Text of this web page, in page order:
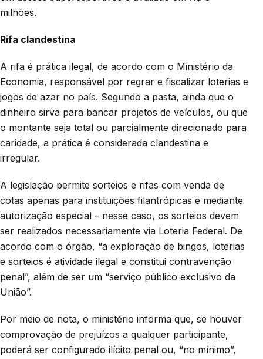
milhões.
Rifa clandestina
A rifa é prática ilegal, de acordo com o Ministério da
Economia, responsável por regrar e fiscalizar loterias e
jogos de azar no país. Segundo a pasta, ainda que o
dinheiro sirva para bancar projetos de veículos, ou que
o montante seja total ou parcialmente direcionado para
caridade, a prática é considerada clandestina e
irregular.
A legislação permite sorteios e rifas com venda de
cotas apenas para instituições filantrópicas e mediante
autorização especial – nesse caso, os sorteios devem
ser realizados necessariamente via Loteria Federal. De
acordo com o órgão, “a exploração de bingos, loterias
e sorteios é atividade ilegal e constitui contravenção
penal”, além de ser um “serviço público exclusivo da
União”.
Por meio de nota, o ministério informa que, se houver
comprovação de prejuízos a qualquer participante,
poderá ser configurado ilícito penal ou, “no mínimo”,